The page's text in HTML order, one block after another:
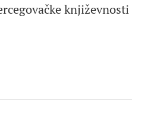
književnosti